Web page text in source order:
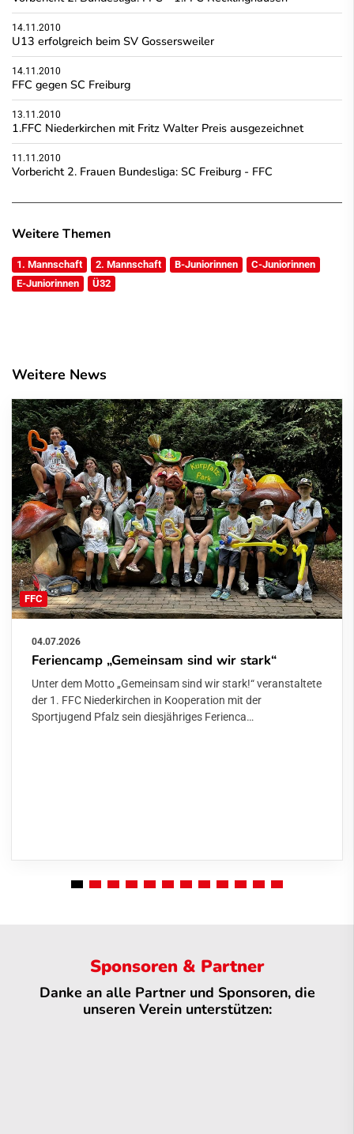
14.11.2010
U13 erfolgreich beim SV Gossersweiler
14.11.2010
FFC gegen SC Freiburg
13.11.2010
1.FFC Niederkirchen mit Fritz Walter Preis ausgezeichnet
11.11.2010
Vorbericht 2. Frauen Bundesliga: SC Freiburg - FFC
Weitere Themen
1. Mannschaft 2. Mannschaft B-Juniorinnen
C-Juniorinnen
E-Juniorinnen
Ü32
Weitere News
FFC
04.07.2026
Feriencamp „Gemeinsam sind wir stark“
Unter dem Motto „Gemeinsam sind wir stark!“ veranstaltete
der 1. FFC Niederkirchen in Kooperation mit der
Sportjugend Pfalz sein diesjähriges Ferienca…
Sponsoren & Partner
Danke an alle Partner und Sponsoren, die
unseren Verein unterstützen: